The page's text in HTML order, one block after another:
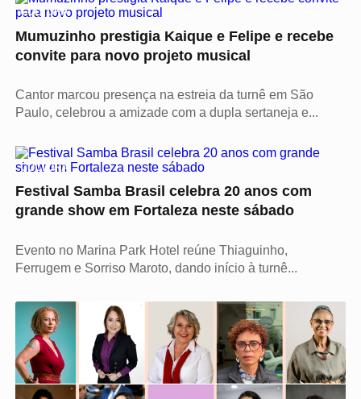
CULTURA
Mumuzinho prestigia Kaique e Felipe e recebe
convite para novo projeto musical
Cantor marcou presença na estreia da turnê em São
Paulo, celebrou a amizade com a dupla sertaneja e...
CULTURA
Festival Samba Brasil celebra 20 anos com
grande show em Fortaleza neste sábado
Evento no Marina Park Hotel reúne Thiaguinho,
Ferrugem e Sorriso Maroto, dando início à turnê...